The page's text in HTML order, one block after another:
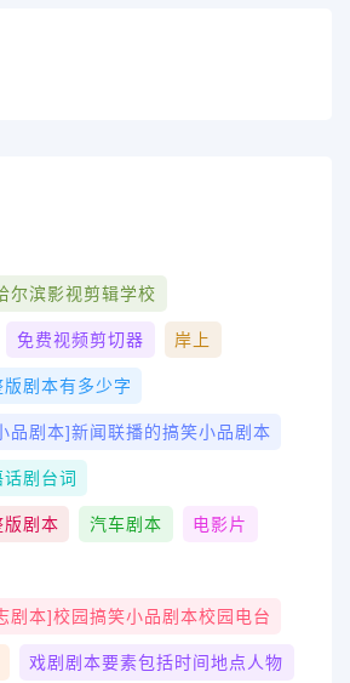
尔滨影视剪辑学校
免费视频剪切器 岸上
剧本有多少字
品剧本]新闻联播的搞笑小品剧本
剧台词
剧本 汽车剧本 电影片
剧本]校园搞笑小品剧本校园电台
戏剧剧本要素包括时间地点人物